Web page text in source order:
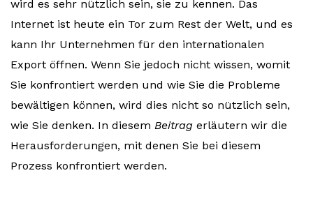
wird es sehr nützlich sein, sie zu kennen. Das
Internet ist heute ein Tor zum Rest der Welt, und es
kann Ihr Unternehmen für den internationalen
Export öffnen. Wenn Sie jedoch nicht wissen, womit
Sie konfrontiert werden und wie Sie die Probleme
bewältigen können, wird dies nicht so nützlich sein,
wie Sie denken. In diesem Beitrag erläutern wir die
Herausforderungen, mit denen Sie bei diesem
Prozess konfrontiert werden.